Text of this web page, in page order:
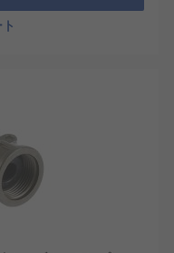
導体・交通分野
右する重要なコ
化や再生可能エ
す需要が高まる
により、長期的
ことが可能で